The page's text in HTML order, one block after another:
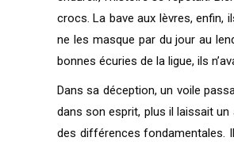
crocs. La bave aux lèvres, enfin,
ne les masque par du jour au
bonnes écuries de la ligue, ils
Dans sa déception, un voile
dans son esprit, plus il laissait un
des différences fondamentales.